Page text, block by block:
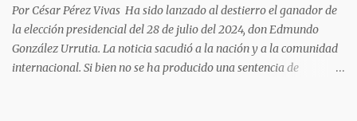
como resultado el fracaso de la gestión gubernamental. Restringir
el acceso a la información, es n...
Por César Pérez Vivas Ha sido lanzado al destierro el ganador de
la elección presidencial del 28 de julio del 2024, don Edmundo
González Urrutia. La noticia sacudió a la nación y a la comunidad
internacional. Si bien no se ha producido una sentencia de